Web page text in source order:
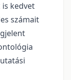
kedvet
számait